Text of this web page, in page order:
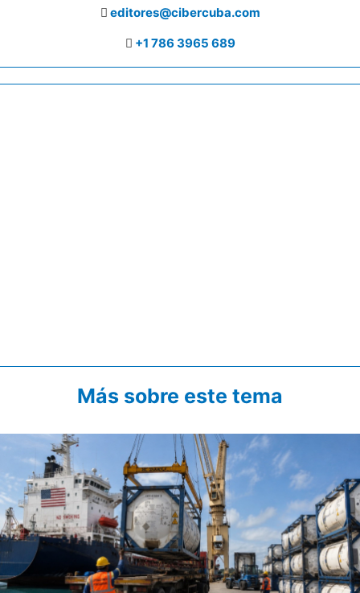
editores@cibercuba.com
+1 786 3965 689
Más sobre este tema